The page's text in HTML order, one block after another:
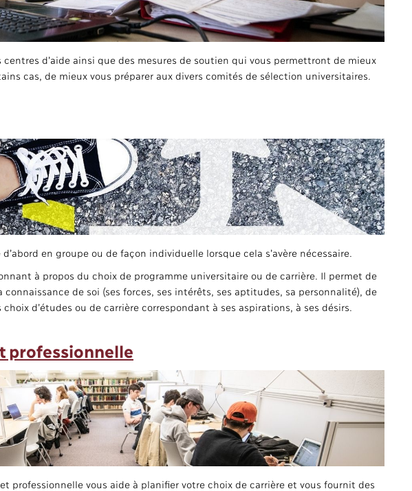
d’aide ainsi que des mesures de soutien qui vous permettront de mieux
cas, de mieux vous préparer aux divers comités de sélection universitaires.
en groupe ou de façon individuelle lorsque cela s’avère nécessaire.
à propos du choix de programme universitaire ou de carrière. Il permet de
de soi (ses forces, ses intérêts, ses aptitudes, sa personnalité), de
d’études ou de carrière correspondant à ses aspirations, à ses désirs.
professionnelle
professionnelle vous aide à planifier votre choix de carrière et vous fournit des